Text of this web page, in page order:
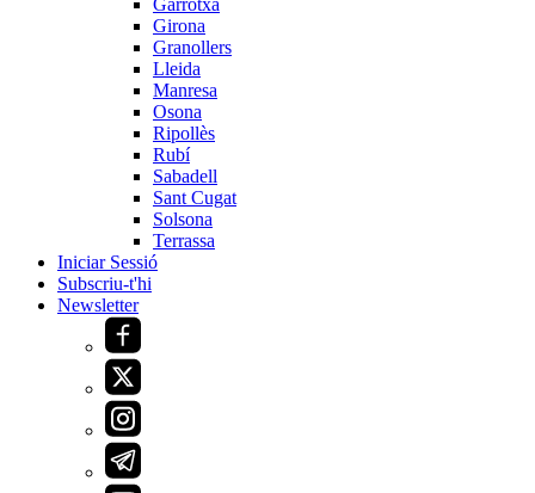
Garrotxa
Girona
Granollers
Lleida
Manresa
Osona
Ripollès
Rubí
Sabadell
Sant Cugat
Solsona
Terrassa
Iniciar Sessió
Subscriu-t'hi
Newsletter